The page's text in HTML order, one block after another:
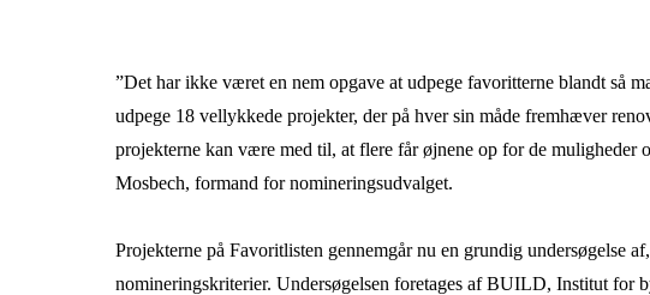
”Det har ikke været en nem opgave at udpege favoritterne blandt så
udpege 18 vellykkede projekter, der på hver sin måde fremhæver
projekterne kan være med til, at flere får øjnene op for de muligheder
Mosbech, formand for nomineringsudvalget.
Projekterne på Favoritlisten gennemgår nu en grundig undersøgelse
nomineringskriterier. Undersøgelsen foretages af BUILD, Institut for